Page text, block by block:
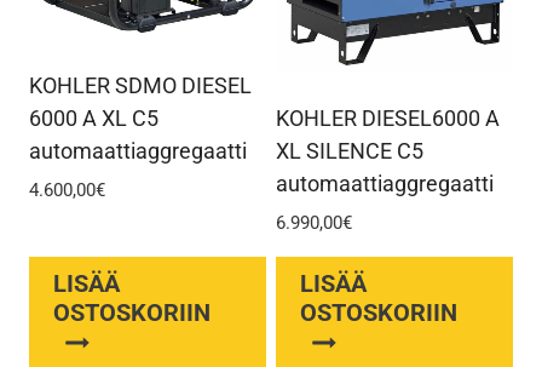
KOHLER SDMO DIESEL
6000 A XL C5
automaattiaggregaatti
4.600,00€
LISÄÄ
OSTOSKORIIN
KOHLER DIESEL6000 A
XL SILENCE C5
automaattiaggregaatti
6.990,00€
LISÄÄ
OSTOSKORIIN